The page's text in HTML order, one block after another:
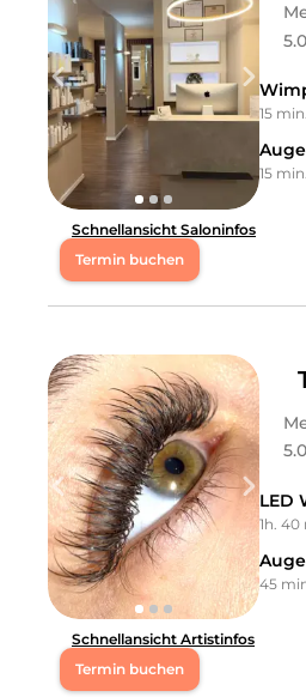
atelier nails & bodyin
Gewichts- & Cellulite
15 min.
15 min.
Schnellansicht Saloninfos
Termin buchen
Di 09:00 - 18:00
Mi 09:00 - 18:00
Do 09:00 - 18:00
Fr 09:00 - 18:00
Sa 09:00 - 15:00
,,Angels Hair" – Dein Ort für
Pflegebehandlungen – bei
Liebe zum Detail sorgen
beraten dich ehrlich und
LED
1h. 40
45
Schnellansicht Artistinfos
Termin buchen